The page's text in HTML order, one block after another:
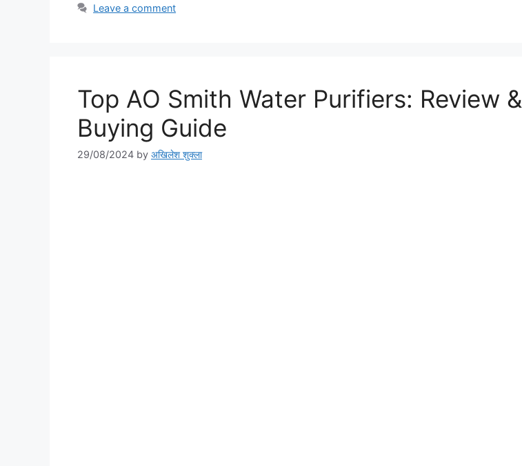
Leave a comment
Top AO Smith Water Purifiers: Review &
Buying Guide
29/08/2024 by अखिलेश शुक्ला